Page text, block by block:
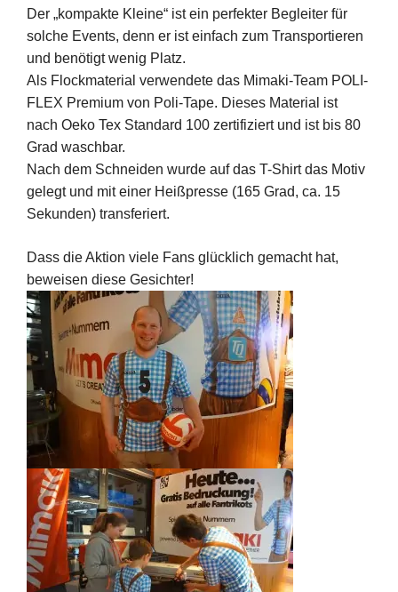
Der „kompakte Kleine“ ist ein perfekter Begleiter für
solche Events, denn er ist einfach zum Transportieren
und benötigt wenig Platz.
Als Flockmaterial verwendete das Mimaki-Team POLI-
FLEX Premium von Poli-Tape. Dieses Material ist
nach Oeko Tex Standard 100 zertifiziert und ist bis 80
Grad waschbar.
Nach dem Schneiden wurde auf das T-Shirt das Motiv
gelegt und mit einer Heißpresse (165 Grad, ca. 15
Sekunden) transferiert.
Dass die Aktion viele Fans glücklich gemacht hat,
beweisen diese Gesichter!